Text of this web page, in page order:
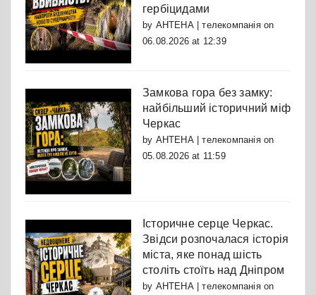
гербіцидами
by АНТЕНА | телекомпаніяon
06.08.2026 at 12:39
Замкова гора без замку:
найбільший історичний міф
Черкас
by АНТЕНА | телекомпаніяon
05.08.2026 at 11:59
Історичне серце Черкас.
Звідси розпочалася історія
міста, яке понад шість
століть стоїть над Дніпром
by АНТЕНА | телекомпаніяon